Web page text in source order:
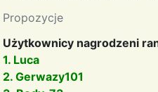
Propozycje
Użytkownicy nagrodzeni
1. Luca
2. Gerwazy101